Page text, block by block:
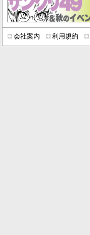
会社案内 利用規約